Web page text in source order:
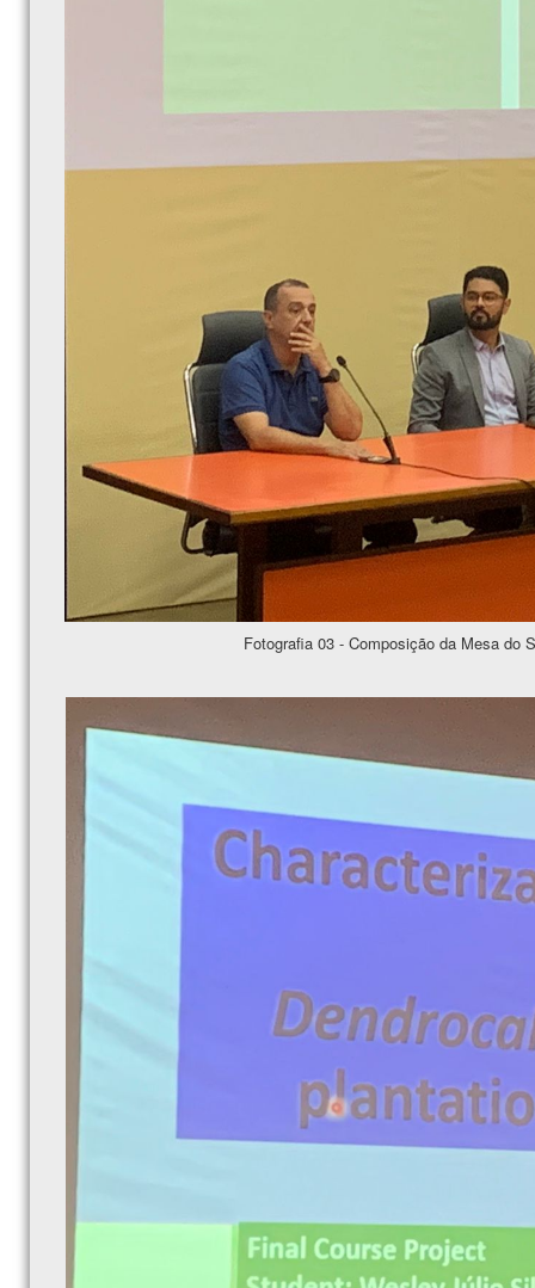
Fotografia 03 - Composição da Mesa do